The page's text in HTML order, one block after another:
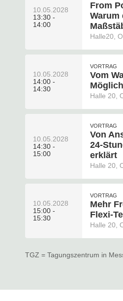
10.05.2028
13:30 -
14:00
From
Warum
Halle20,
10.05.2028
14:00 -
14:30
VORTRAG
Vom
Halle 20,
10.05.2028
14:30 -
15:00
VORTRAG
Von
24-
erklärt
Halle 20,
10.05.2028
15:00 -
15:30
VORTRAG
Mehr
Flexi-
Halle 20,
TGZ = Tagungszentrum in